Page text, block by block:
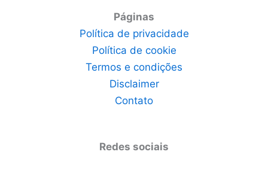
Páginas
Política de privacidade
Política de cookie
Termos e condições
Disclaimer
Contato
Redes sociais